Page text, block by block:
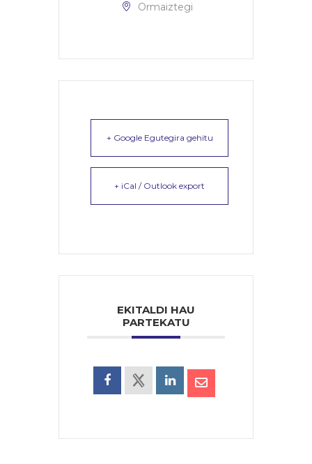
Ormaiztegi
+ Google Egutegira gehitu
+ iCal / Outlook export
EKITALDI HAU
PARTEKATU